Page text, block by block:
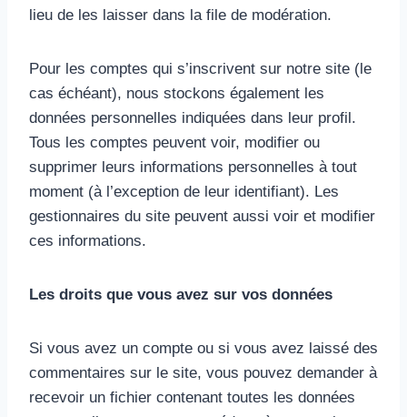
lieu de les laisser dans la file de modération.
Pour les comptes qui s’inscrivent sur notre site (le
cas échéant), nous stockons également les
données personnelles indiquées dans leur profil.
Tous les comptes peuvent voir, modifier ou
supprimer leurs informations personnelles à tout
moment (à l’exception de leur identifiant). Les
gestionnaires du site peuvent aussi voir et modifier
ces informations.
Les droits que vous avez sur vos données
Si vous avez un compte ou si vous avez laissé des
commentaires sur le site, vous pouvez demander à
recevoir un fichier contenant toutes les données